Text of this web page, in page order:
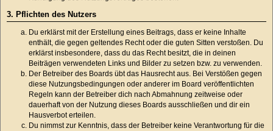
3. Pflichten des Nutzers
Du erklärst mit der Erstellung eines Beitrags, dass er keine Inhalte
enthält, die gegen geltendes Recht oder die guten Sitten verstoßen. Du
erklärst insbesondere, dass du das Recht besitzt, die in deinen
Beiträgen verwendeten Links und Bilder zu setzen bzw. zu verwenden.
Der Betreiber des Boards übt das Hausrecht aus. Bei Verstößen gegen
diese Nutzungsbedingungen oder anderer im Board veröffentlichten
Regeln kann der Betreiber dich nach Abmahnung zeitweise oder
dauerhaft von der Nutzung dieses Boards ausschließen und dir ein
Hausverbot erteilen.
Du nimmst zur Kenntnis, dass der Betreiber keine Verantwortung für die